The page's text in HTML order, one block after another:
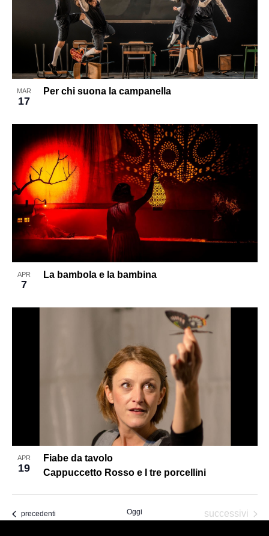
MAR
17
Per chi suona la campanella
APR
7
La bambola e la bambina
APR
19
Fiabe da tavolo
Cappuccetto Rosso e I tre porcellini
Eventi
precedenti Oggi Eventi
successivi